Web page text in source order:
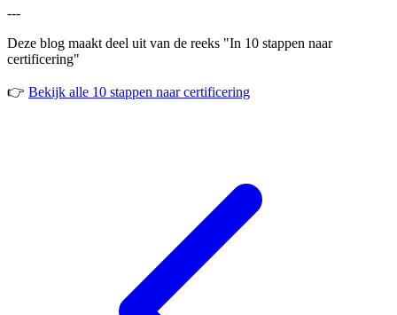
---
Deze blog maakt deel uit van de reeks "In 10 stappen naar
certificering"
👉 Bekijk alle 10 stappen naar certificering